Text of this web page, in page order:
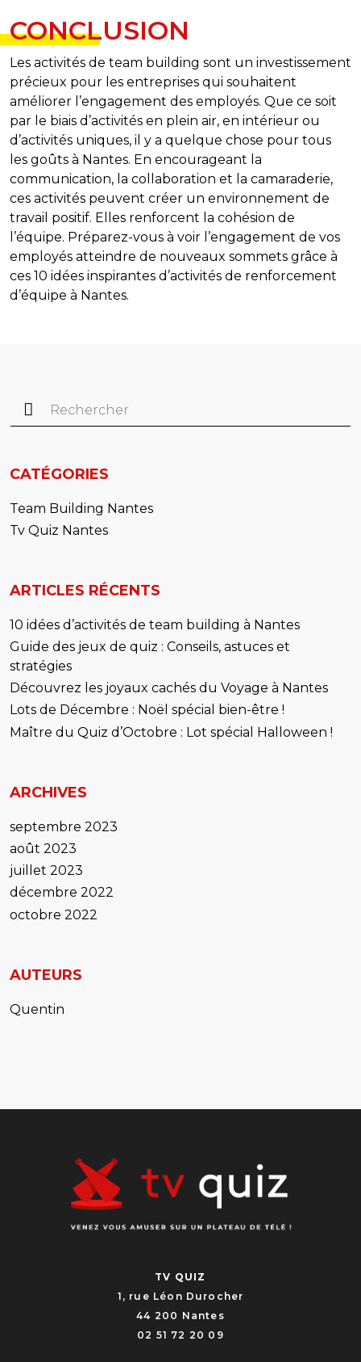
CONCLUSION
Les activités de team building sont un investissement
précieux pour les entreprises qui souhaitent
améliorer l’engagement des employés. Que ce soit
par le biais d’activités en plein air, en intérieur ou
d’activités uniques, il y a quelque chose pour tous
les goûts à Nantes. En encourageant la
communication, la collaboration et la camaraderie,
ces activités peuvent créer un environnement de
travail positif. Elles renforcent la cohésion de
l’équipe. Préparez-vous à voir l’engagement de vos
employés atteindre de nouveaux sommets grâce à
ces 10 idées inspirantes d’activités de renforcement
d’équipe à Nantes.
Rechercher :
CATÉGORIES
Team Building Nantes
Tv Quiz Nantes
ARTICLES RÉCENTS
10 idées d’activités de team building à Nantes
Guide des jeux de quiz : Conseils, astuces et
stratégies
Découvrez les joyaux cachés du Voyage à Nantes
Lots de Décembre : Noël spécial bien-être !
Maître du Quiz d’Octobre : Lot spécial Halloween !
ARCHIVES
septembre 2023
août 2023
juillet 2023
décembre 2022
octobre 2022
AUTEURS
Quentin
TV QUIZ
1, rue Léon Durocher
44 200 Nantes
02 51 72 20 09